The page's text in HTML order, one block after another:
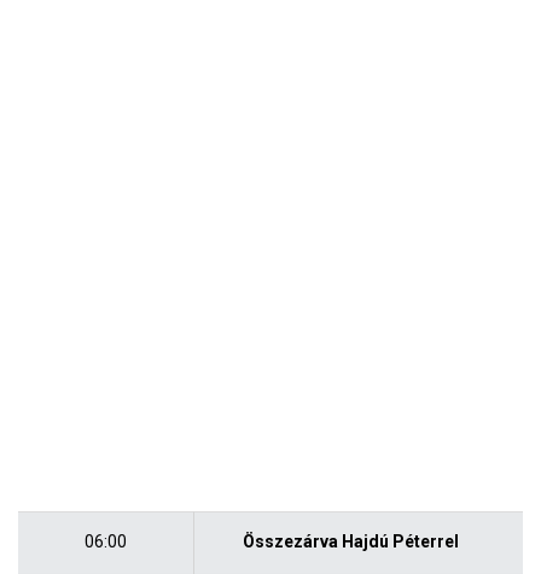
06:00 Összezárva Hajdú Péterrel